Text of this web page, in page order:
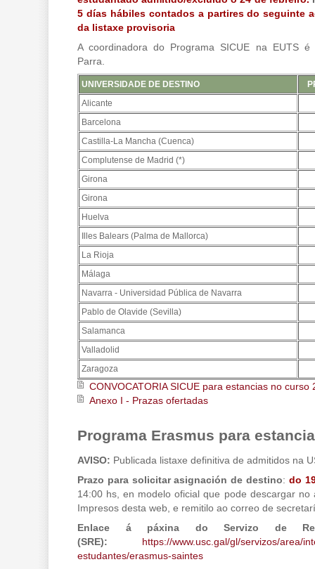
5 días hábiles contados a partires do seguinte
da listaxe provisoria
A coordinadora do Programa SICUE na EUTS é
Parra.
UNIVERSIDADE DE DESTINO
Alicante
Barcelona
Castilla-La Mancha (Cuenca)
Complutense de Madrid (*)
Girona
Girona
Huelva
Illes Balears (Palma de Mallorca)
La Rioja
Málaga
Navarra - Universidad Pública de Navarra
Pablo de Olavide (Sevilla)
Salamanca
Valladolid
Zaragoza
CONVOCATORIA SICUE para estancias no curso
Anexo I - Prazas ofertadas
Programa Erasmus para
AVISO: Publicada listaxe definitiva de admitidos na
Prazo para solicitar asignación de destino:do
14:00 hs, en modelo oficial que pode descargar no
Impresos desta web, e remitilo ao correo de
Enlace á páxina do Servizo de
(SRE):
https://www.usc.gal/gl/servizos/area/
estudantes/erasmus-saintes